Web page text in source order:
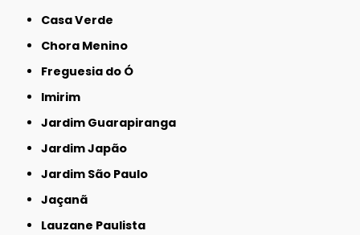
Casa Verde
Chora Menino
Freguesia do Ó
Imirim
Jardim Guarapiranga
Jardim Japão
Jardim São Paulo
Jaçanã
Lauzane Paulista